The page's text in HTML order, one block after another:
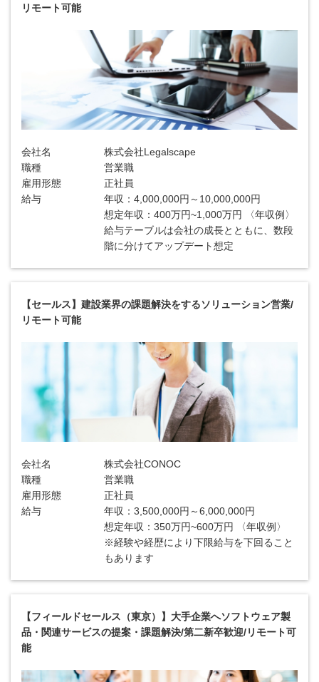
リモート可能
会社名
株式会社Legalscape
職種
営業職
雇用形態
正社員
給与
年収：4,000,000円～10,000,000円
想定年収：400万円~1,000万円 〈年収例〉
給与テーブルは会社の成長とともに、数段
階に分けてアップデート想定
【セールス】建設業界の課題解決をするソリューション営業/
リモート可能
会社名
株式会社CONOC
職種
営業職
雇用形態
正社員
給与
年収：3,500,000円～6,000,000円
想定年収：350万円~600万円 〈年収例〉
※経験や経歴により下限給与を下回ること
もあります
【フィールドセールス（東京）】大手企業へソフトウェア製
品・関連サービスの提案・課題解決/第二新卒歓迎/リモート可
能